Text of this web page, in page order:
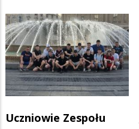
Uczniowie Zespołu